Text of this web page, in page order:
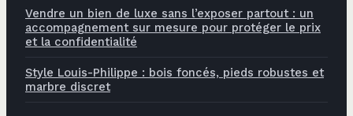
Vendre un bien de luxe sans l’exposer partout : un
accompagnement sur mesure pour protéger le prix
et la confidentialité
Style Louis-Philippe : bois foncés, pieds robustes et
marbre discret